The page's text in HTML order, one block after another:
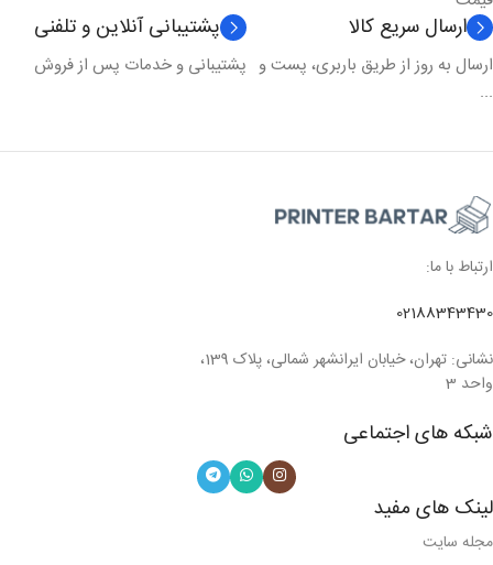
ارسال سریع کالا
ارسال به روز از طریق باربری، پست و
...
پشتیبانی آنلاین و تلفنی
پشتیبانی و خدمات پس از فروش
ارتباط با ما:
02188343430
نشانی: تهران، خیابان ایرانشهر شمالی، پلاک 139،
واحد 3
شبکه های اجتماعی
لینک های مفید
مجله سایت